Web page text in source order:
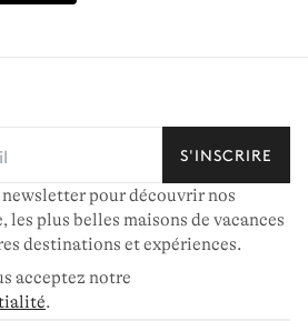
S'INSCRIRE
pour découvrir nos
plus belles maisons de vacances
destinations et expériences.
acceptez notre
.